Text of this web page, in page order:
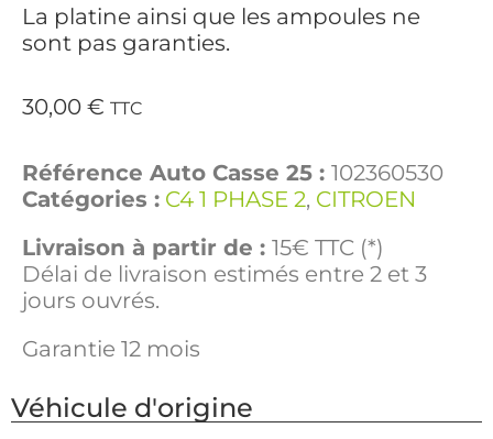
La platine ainsi que les ampoules ne
sont pas garanties.
30,00 € TTC
Référence Auto Casse 25 : 102360530
Catégories : C4 1 PHASE 2, CITROEN
Livraison à partir de : 15€ TTC (*)
Délai de livraison estimés entre 2 et 3
jours ouvrés.
Garantie 12 mois
Véhicule d'origine